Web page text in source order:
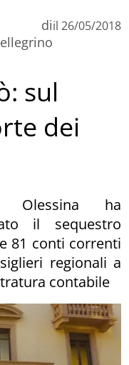
diil 26/05/2018
sul
dei
Olessina ha
il sequestro
81 conti correnti
regionali a
contabile